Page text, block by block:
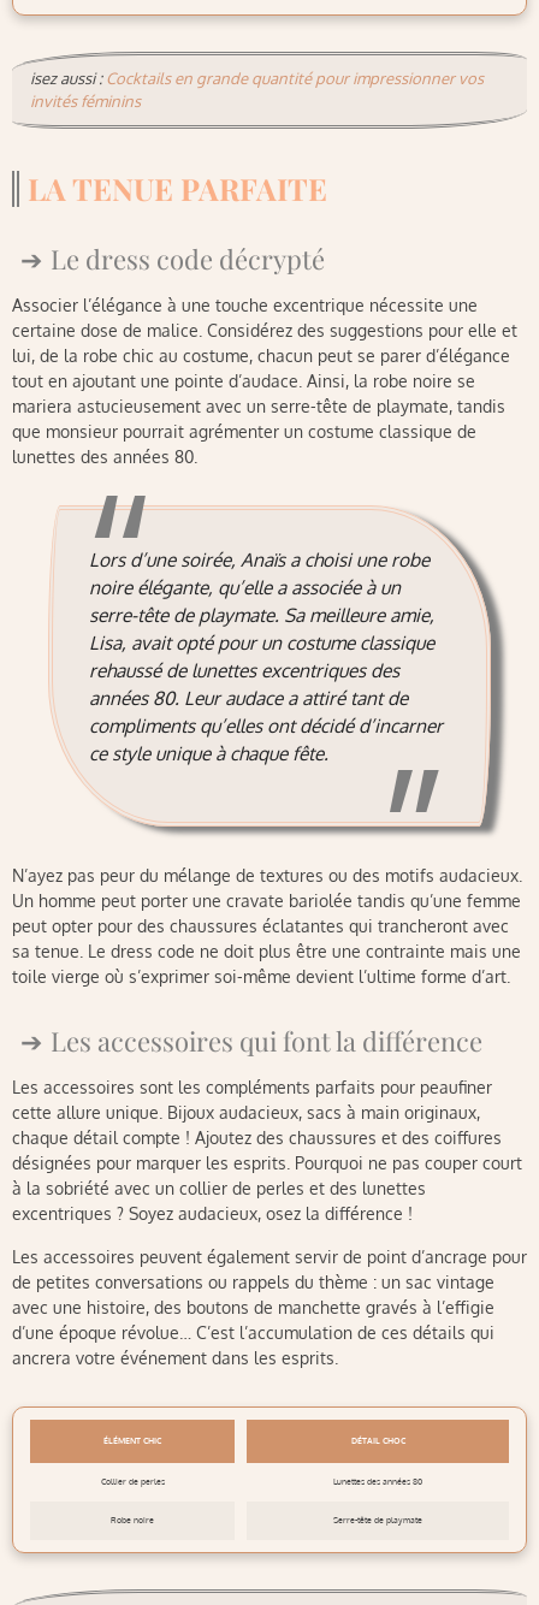
isez aussi :Cocktails en grande quantité pour impressionner vos
invités féminins
LA TENUE PARFAITE
Le dress code décrypté
Associer l’élégance à une touche excentrique nécessite une
certaine dose de malice. Considérez des suggestions pour elle et
lui, de la robe chic au costume, chacun peut se parer d’élégance
tout en ajoutant une pointe d’audace. Ainsi, la robe noire se
mariera astucieusement avec un serre-tête de playmate, tandis
que monsieur pourrait agrémenter un costume classique de
lunettes des années 80.
Lors d’une soirée, Anaïs a choisi une robe
noire élégante, qu’elle a associée à un
serre-tête de playmate. Sa meilleure amie,
Lisa, avait opté pour un costume classique
rehaussé de lunettes excentriques des
années 80. Leur audace a attiré tant de
compliments qu’elles ont décidé d’incarner
ce style unique à chaque fête.
N’ayez pas peur du mélange de textures ou des motifs audacieux.
Un homme peut porter une cravate bariolée tandis qu’une femme
peut opter pour des chaussures éclatantes qui trancheront avec
sa tenue. Le dress code ne doit plus être une contrainte mais une
toile vierge où s’exprimer soi-même devient l’ultime forme d’art.
Les accessoires qui font la différence
Les accessoires sont les compléments parfaits pour peaufiner
cette allure unique. Bijoux audacieux, sacs à main originaux,
chaque détail compte ! Ajoutez des chaussures et des coiffures
désignées pour marquer les esprits. Pourquoi ne pas couper court
à la sobriété avec un collier de perles et des lunettes
excentriques ? Soyez audacieux, osez la différence !
Les accessoires peuvent également servir de point d’ancrage pour
de petites conversations ou rappels du thème : un sac vintage
avec une histoire, des boutons de manchette gravés à l’effigie
d’une époque révolue… C’est l’accumulation de ces détails qui
ancrera votre événement dans les esprits.
ÉLÉMENT CHIC DÉTAIL CHOC
Collier de perles Lunettes des années 80
Robe noire Serre-tête de playmate